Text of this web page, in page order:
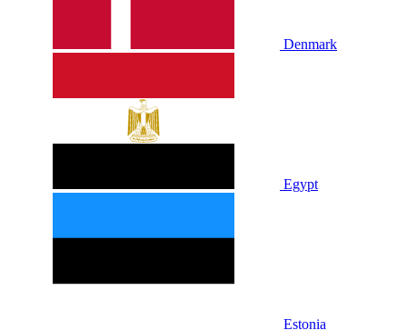
Denmark
Egypt
Estonia